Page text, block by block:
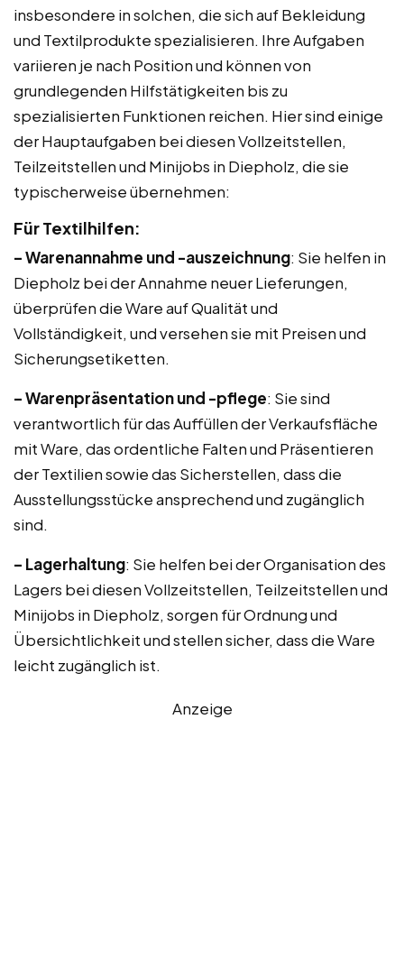
insbesondere in solchen, die sich auf Bekleidung
und Textilprodukte spezialisieren. Ihre Aufgaben
variieren je nach Position und können von
grundlegenden Hilfstätigkeiten bis zu
spezialisierten Funktionen reichen. Hier sind einige
der Hauptaufgaben bei diesen Vollzeitstellen,
Teilzeitstellen und Minijobs in Diepholz, die sie
typischerweise übernehmen:
Für Textilhilfen:
– Warenannahme und -auszeichnung: Sie helfen in
Diepholz bei der Annahme neuer Lieferungen,
überprüfen die Ware auf Qualität und
Vollständigkeit, und versehen sie mit Preisen und
Sicherungsetiketten.
– Warenpräsentation und -pflege: Sie sind
verantwortlich für das Auffüllen der Verkaufsfläche
mit Ware, das ordentliche Falten und Präsentieren
der Textilien sowie das Sicherstellen, dass die
Ausstellungsstücke ansprechend und zugänglich
sind.
– Lagerhaltung: Sie helfen bei der Organisation des
Lagers bei diesen Vollzeitstellen, Teilzeitstellen und
Minijobs in Diepholz, sorgen für Ordnung und
Übersichtlichkeit und stellen sicher, dass die Ware
leicht zugänglich ist.
Anzeige